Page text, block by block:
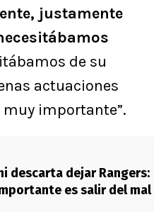
justamente
de su
actuaciones
importante”.
descarta dejar Rangers:
es salir del mal